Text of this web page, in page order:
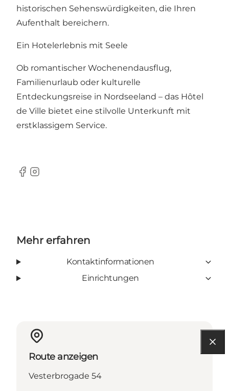
historischen Sehenswürdigkeiten, die Ihren
Aufenthalt bereichern.
Ein Hotelerlebnis mit Seele
Ob romantischer Wochenendausflug,
Familienurlaub oder kulturelle
Entdeckungsreise in Nordseeland – das Hôtel
de Ville bietet eine stilvolle Unterkunft mit
erstklassigem Service.
Facebook
Instagram
Mehr erfahren
Kontaktinformationen
Einrichtungen
Route anzeigen
Vesterbrogade 54